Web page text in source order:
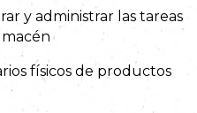
y administrar las tareas
físicos de productos